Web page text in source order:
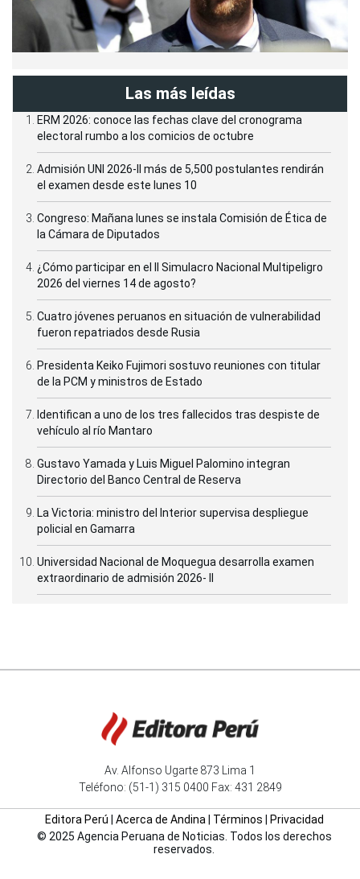
Las más leídas
ERM 2026: conoce las fechas clave del cronograma
electoral rumbo a los comicios de octubre
Admisión UNI 2026-II más de 5,500 postulantes rendirán
el examen desde este lunes 10
Congreso: Mañana lunes se instala Comisión de Ética de
la Cámara de Diputados
¿Cómo participar en el II Simulacro Nacional Multipeligro
2026 del viernes 14 de agosto?
Cuatro jóvenes peruanos en situación de vulnerabilidad
fueron repatriados desde Rusia
Presidenta Keiko Fujimori sostuvo reuniones con titular
de la PCM y ministros de Estado
Identifican a uno de los tres fallecidos tras despiste de
vehículo al río Mantaro
Gustavo Yamada y Luis Miguel Palomino integran
Directorio del Banco Central de Reserva
La Victoria: ministro del Interior supervisa despliegue
policial en Gamarra
Universidad Nacional de Moquegua desarrolla examen
extraordinario de admisión 2026- II
Av. Alfonso Ugarte 873 Lima 1
Teléfono: (51-1) 315 0400 Fax: 431 2849
Editora Perú Acerca de Andina Términos
Privacidad
© 2025 Agencia Peruana de Noticias. Todos los derechos
reservados.